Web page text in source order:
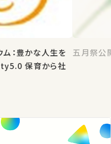
：豊かな人生を
保育から社
五月祭公